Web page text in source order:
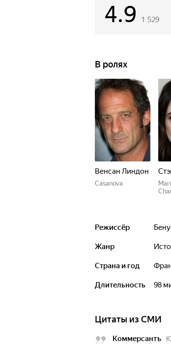
4.9 1 529
В ролях
Венсан Линдон
Casanova
Режиссёр
Жанр
Страна и год
Длительность 98
Цитаты из СМИ
Коммерсантъ